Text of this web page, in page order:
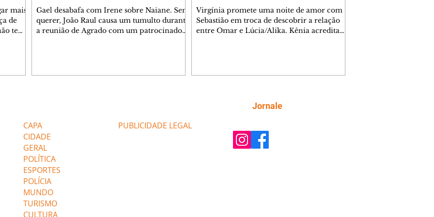
mais
de
tem
de
Gael desabafa com Irene sobre Naiane. Sem
querer, João Raul causa um tumulto durante
a reunião de Agrado com um patrocinador.
termina o relacionamento dos dois.
Virgínia promete uma noite de amor com
Sebastião em troca de descobrir a relação
entre Omar e Lúcia/Alika. Kênia acredita
comentam sobre a possível jazida de
tungstênio na região. Virgínia provoca
CAPA
CIDADE
GERAL
POLÍTICA
ESPORTES
POLÍCIA
MUNDO
TURISMO
CULTURA
PUBLICIDADE LEGAL
Jornale